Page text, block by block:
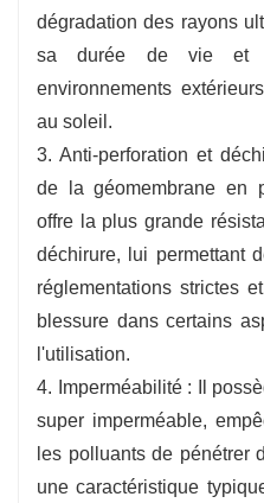
dégradation des rayons
sa durée de vie et
environnements
au soleil.
3. Anti-perforation et
de la géomembrane en
offre la plus grande
déchirure, lui permettant
réglementations strictes
blessure dans certains
l'utilisation.
4. Imperméabilité : Il
super imperméable,
les polluants de pénétrer
une caractéristique